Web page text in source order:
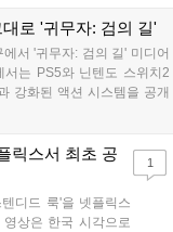
처를 통해 리얼리티를 극대
작은 기존 시리즈와 설정은
분위기를 충실히 담아내어
미를 선사할 예정이다....
로 '귀무자: 검의 길'
서 '귀무자: 검의 길' 미디어
서는 PS5와 닌텐도 스위치2
강화된 액션 시스템을 공개
정화하는 과정을 담았으며,
다....
릭스서 최초 공
디드 룩'을 넷플릭스
상은 한국 시각으로
1